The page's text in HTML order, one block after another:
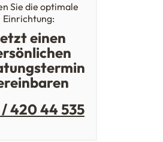
Sie die optimale
Einrichtung:
einen
420 44 535